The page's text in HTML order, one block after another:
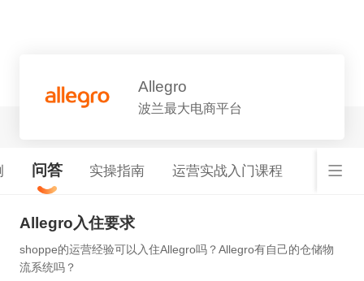
Allegro
波兰最大电商平台
问答 实操指南 运营实战入门课程
Allegro入住要求
shoppe的运营经验可以入住Allegro吗？Allegro有自己的仓储物
流系统吗？